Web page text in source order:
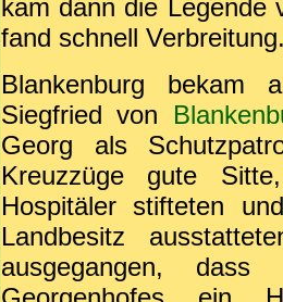
kam dann die Legende
fand schnell
Blankenburg
Siegfried von
Georg als
Kreuzzüge gute
Hospitäler stifteten
Landbesitz
ausgegangen,